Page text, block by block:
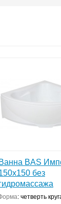
Ванна BAS
без
: четверть